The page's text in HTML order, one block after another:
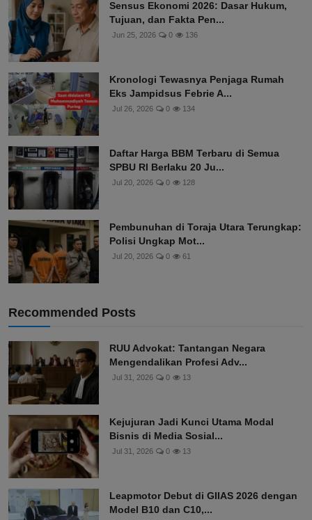
Sensus Ekonomi 2026: Dasar Hukum,
Tujuan, dan Fakta Pen...
Jun 25, 2026 0 136
Kronologi Tewasnya Penjaga Rumah
Eks Jampidsus Febrie A...
Jul 26, 2026 0 134
Daftar Harga BBM Terbaru di Semua
SPBU RI Berlaku 20 Ju...
Jul 20, 2026 0 128
Pembunuhan di Toraja Utara Terungkap:
Polisi Ungkap Mot...
Jul 20, 2026 0 61
Recommended Posts
RUU Advokat: Tantangan Negara
Mengendalikan Profesi Adv...
Jul 31, 2026 0 13
Kejujuran Jadi Kunci Utama Modal
Bisnis di Media Sosial...
Jul 31, 2026 0 13
Leapmotor Debut di GIIAS 2026 dengan
Model B10 dan C10,...